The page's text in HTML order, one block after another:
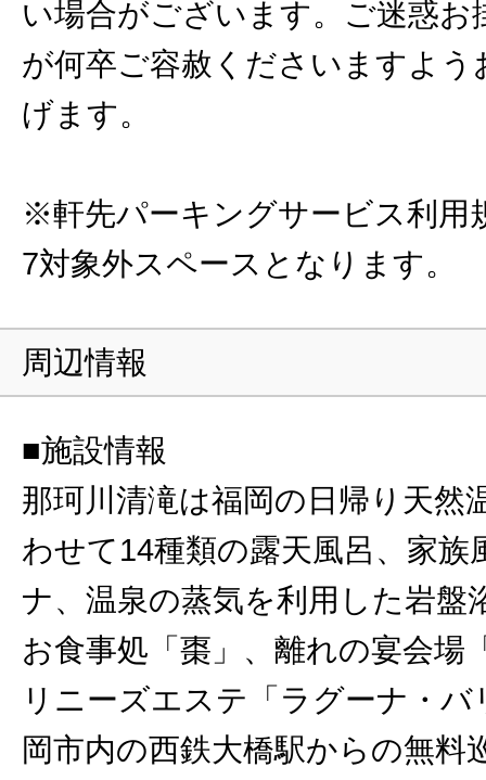
い場合がございます。ご迷惑お
が何卒ご容赦くださいますよう
げます。
※軒先パーキングサービス利用
7対象外スペースとなります。
周辺情報
■施設情報
那珂川清滝は福岡の日帰り天然
わせて14種類の露天風呂、家族
ナ、温泉の蒸気を利用した岩盤
お食事処「棗」、離れの宴会場
リニーズエステ「ラグーナ・バ
岡市内の西鉄大橋駅からの無料